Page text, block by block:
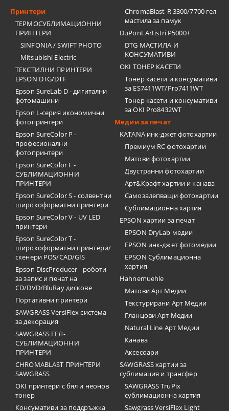
Принтери
ТЕРМОСУБЛИМАЦИОННИ
ПРИНТЕРИ
SINFONIA / SWIFT PHOTO
Mitsubishi Electric
ТЕКСТИЛНИ ПРИНТЕРИ
EPSON DTG/DTF
Epson SureLab D - дигитални
фотомашини
Epson L-серия икономични
фотопринтери
Epson SureColor P -
професионални
фотопринтери
Epson SureColor F -
СУБЛИМАЦИОННИ
ПРИНТЕРИ
Epson SureColor S - солвентни
широкоформатни принтери
Epson SureColor V - UV LED
принтери
Epson SureColor T -
широкоформатни принтери/
скенери POS/CAD/GIS
Epson DiscProducer - роботи
за запис и печат на
CD/DVD/BluRay дискове
Портативни принтери
SAWGRASS VersiFlex система
за декорация
SAWGRASS ГЕЛ-
СУБЛИМАЦИОННИ
ПРИНТЕРИ
CHROMABLAST ПРИНТЕРИ
SAWGRASS
OKI принтери с бял и неонов
тонер
Консумативи за поддръжка
ChromaBlast-R 3300/7700 гел-
мастила за памук
DuPont Artistri P5000+
DTG МАСТИЛА И
КОНСУМАТИВИ
OKI ТОНЕР КАСЕТИ
Тонер касети и консумативи
за ES7411WT/Pro7411WT
Тонер касети и консумативи
за OKI Pro8432WT
Медии за печат
KATANA инк-джет фотохартии
Премиум RC фотохартии
Матови фотохартии
Двустранни фотохартии
Арт&Крафт хартии и канава
Самозалепващи фотохартии
Сублимационна хартия
EPSON хартии за печат
EPSON DryLab медии
EPSON инк-джет фотомедии
EPSON Сублимационна
хартия
Hahnemuehle
Матови Арт Медии
Текстурирани Арт Медии
Гланцови Арт Медии
Natural Line Арт Медии
Канава
Аксесоари
SAWGRASS хартии за
сублимация и трансфер
SAWGRASS TruPix
сублимационна хартия
Sawgrass VersiFlex Light